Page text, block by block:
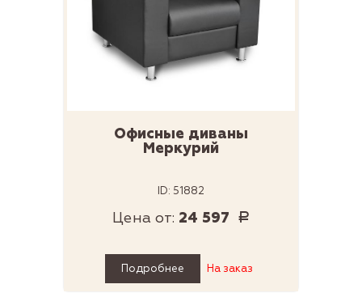
Офисные диваны
Меркурий
ID: 51882
Цена от: 24 597 Р
Подробнее На заказ